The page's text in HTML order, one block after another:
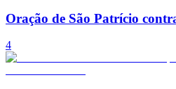
Oração de São Patrício
4